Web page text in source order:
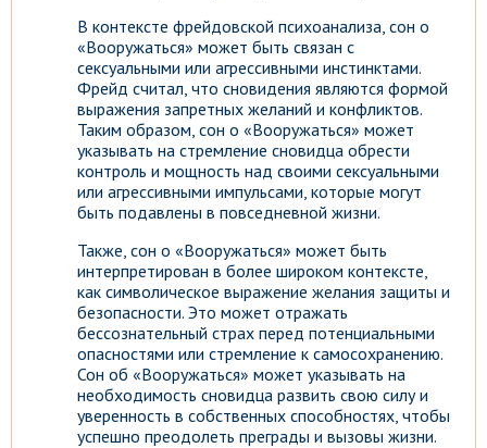
В контексте фрейдовской психоанализа, сон о
«Вооружаться» может быть связан с
сексуальными или агрессивными инстинктами.
Фрейд считал, что сновидения являются формой
выражения запретных желаний и конфликтов.
Таким образом, сон о «Вооружаться» может
указывать на стремление сновидца обрести
контроль и мощность над своими сексуальными
или агрессивными импульсами, которые могут
быть подавлены в повседневной жизни.
Также, сон о «Вооружаться» может быть
интерпретирован в более широком контексте,
как символическое выражение желания защиты и
безопасности. Это может отражать
бессознательный страх перед потенциальными
опасностями или стремление к самосохранению.
Сон об «Вооружаться» может указывать на
необходимость сновидца развить свою силу и
уверенность в собственных способностях, чтобы
успешно преодолеть преграды и вызовы жизни.